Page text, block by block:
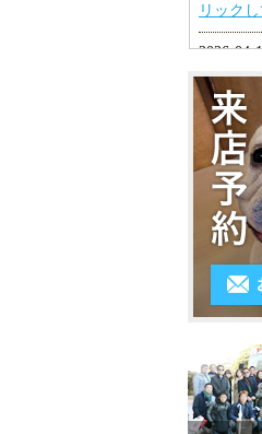
ア
コ
ン
シ
ス
ム
チ
ン
小
北
小
倉
南
区
遠
賀
町
2LDK
3K
3DK・
3LDK
4K
以
上
４
円
５
万
５
円
～